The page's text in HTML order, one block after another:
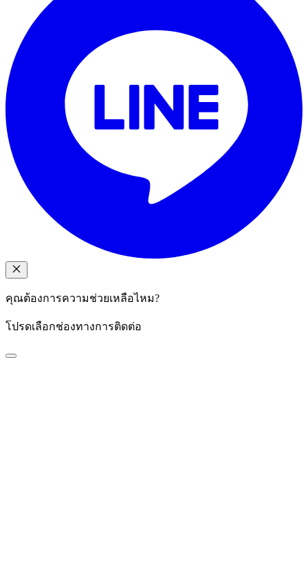
คุณต้องการความช่วยเหลือไหม?
โปรดเลือกช่องทางการติดต่อ